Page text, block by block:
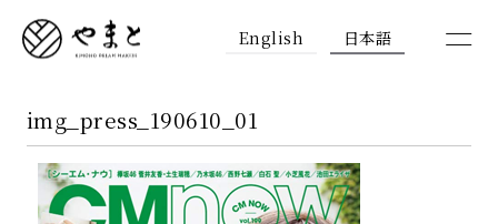
English 日本語
img_press_190610_01